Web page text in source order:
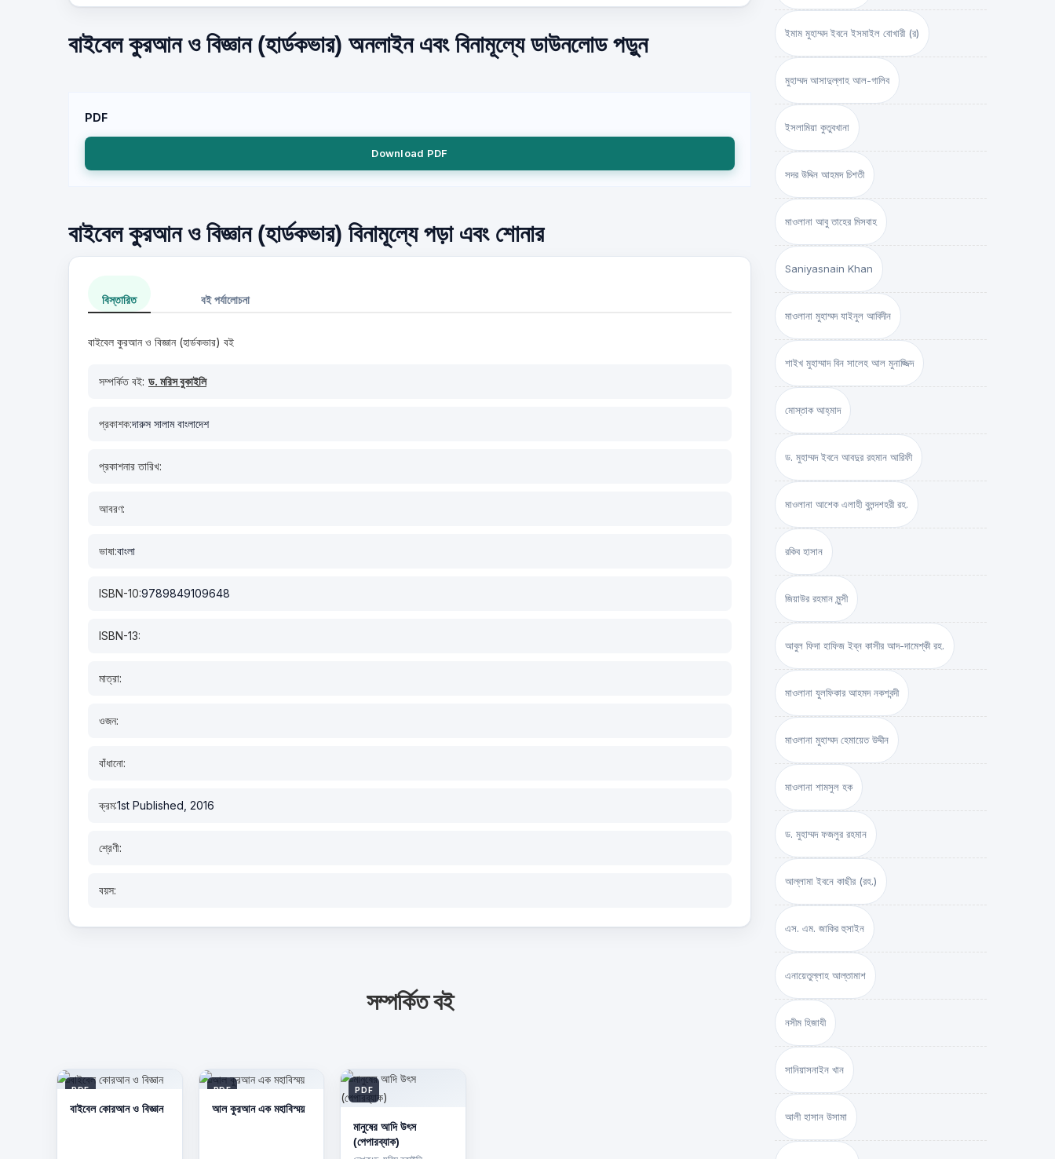
বাইবেল কুরআন ও বিজ্ঞান (হার্ডকভার) অনলাইন এবং বিনামূল্যে ডাউনলোড পড়ুন
PDF
Download PDF
বাইবেল কুরআন ও বিজ্ঞান (হার্ডকভার) বিনামূল্যে পড়া এবং শোনার
বিস্তারিত বই পর্যালোচনা
বাইবেল কুরআন ও বিজ্ঞান (হার্ডকভার) বই
সম্পর্কিত বই: ড. মরিস বুকাইলি
প্রকাশক:দারুস সালাম বাংলাদেশ
প্রকাশনার তারিখ:
আবরণ:
ভাষা:বাংলা
ISBN-10:9789849109648
ISBN-13:
মাত্রা:
ওজন:
বাঁধানো:
ক্রম:1st Published, 2016
শ্রেণী:
বয়স:
সম্পর্কিত বই
PDF
বাইবেল কোরআন ও বিজ্ঞান
PDF
আল কুরআন এক মহাবিস্ময়
PDF
মানুষের আদি উৎস
(পেপারব্যাক)
ইমাম মুহাম্মদ ইবনে ইসমাইল বোখারী (র)
মুহাম্মদ আসাদুল্লাহ আল-গালিব
ইসলামিয়া কুতুবখানা
সদর উদ্দিন আহমদ চিশতী
মাওলানা আবু তাহের মিসবাহ
Saniyasnain Khan
মাওলানা মুহাম্মদ যাইনুল আবিদীন
শাইখ মুহাম্মাদ বিন সালেহ আল মুনাজ্জিদ
মোস্তাক আহ্‌মাদ
ড. মুহাম্মদ ইবনে আবদুর রহমান আরিফী
মাওলানা আশেক এলাহী বুলন্দশহরী রহ.
রকিব হাসান
জিয়াউর রহমান মুন্সী
আবুল ফিদা হাফিজ ইব্‌ন কাসীর আদ-দামেশ্‌কী রহ.
মাওলানা যুলফিকার আহমদ নকশবন্দী
মাওলানা মুহাম্মদ হেমায়েত উদ্দীন
মাওলানা শামসুল হক
ড. মুহাম্মদ ফজলুর রহমান
আল্লামা ইবনে কাছীর (রহ.)
এস. এম. জাকির হুসাইন
এনায়েতুল্লাহ আল্‌তামাশ
নসীম হিজাযী
সানিয়াসনাইন খান
আলী হাসান উসামা